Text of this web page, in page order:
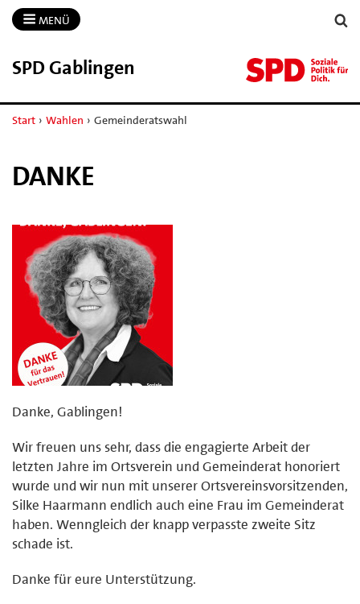
MENÜ
SPD Gablingen
Start › Wahlen › Gemeinderatswahl
DANKE
Danke, Gablingen!
Wir freuen uns sehr, dass die engagierte Arbeit der
letzten Jahre im Ortsverein und Gemeinderat honoriert
wurde und wir nun mit unserer Ortsvereinsvorsitzenden,
Silke Haarmann endlich auch eine Frau im Gemeinderat
haben. Wenngleich der knapp verpasste zweite Sitz
schade ist.
Danke für eure Unterstützung.